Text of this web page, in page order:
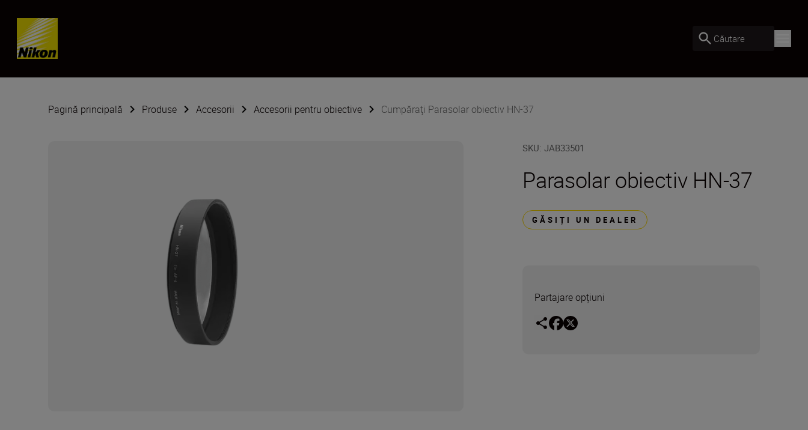
Skip content
Căutare
Pagină principală Produse Accesorii Accesorii pentru obiective Cumpăraţi Parasolar obiectiv HN-37
SKU:JAB33501
Parasolar obiectiv HN-37
GĂSIȚI UN DEALER
Partajare opțiuni